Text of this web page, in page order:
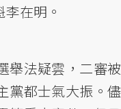
在明。
舉法疑雲，二審被
黨都士氣大振。儘